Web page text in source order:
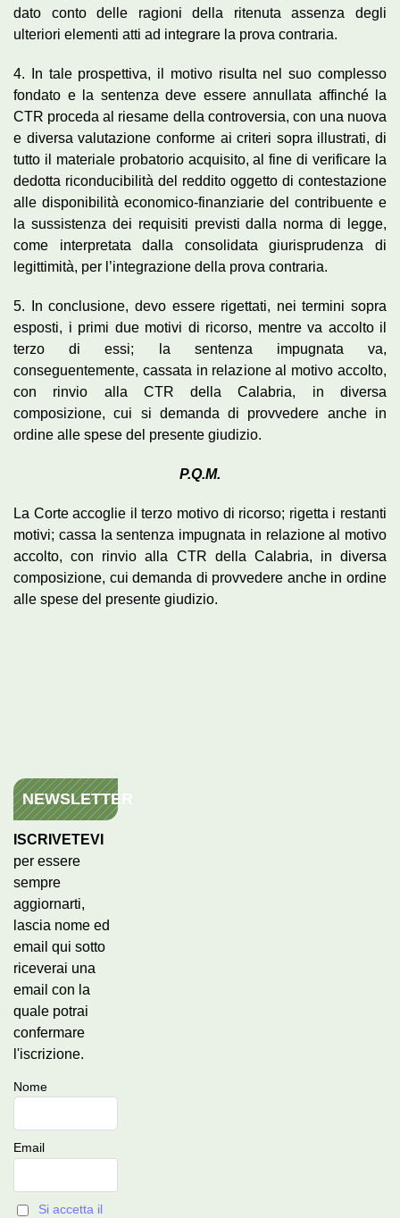
dato conto delle ragioni della ritenuta assenza degli
ulteriori elementi atti ad integrare la prova contraria.
4. In tale prospettiva, il motivo risulta nel suo complesso
fondato e la sentenza deve essere annullata affinché la
CTR proceda al riesame della controversia, con una nuova
e diversa valutazione conforme ai criteri sopra illustrati, di
tutto il materiale probatorio acquisito, al fine di verificare la
dedotta riconducibilità del reddito oggetto di contestazione
alle disponibilità economico-finanziarie del contribuente e
la sussistenza dei requisiti previsti dalla norma di legge,
come interpretata dalla consolidata giurisprudenza di
legittimità, per l’integrazione della prova contraria.
5. In conclusione, devo essere rigettati, nei termini sopra
esposti, i primi due motivi di ricorso, mentre va accolto il
terzo di essi; la sentenza impugnata va,
conseguentemente, cassata in relazione al motivo accolto,
con rinvio alla CTR della Calabria, in diversa
composizione, cui si demanda di provvedere anche in
ordine alle spese del presente giudizio.
P.Q.M.
La Corte accoglie il terzo motivo di ricorso; rigetta i restanti
motivi; cassa la sentenza impugnata in relazione al motivo
accolto, con rinvio alla CTR della Calabria, in diversa
composizione, cui demanda di provvedere anche in ordine
alle spese del presente giudizio.
NEWSLETTER
ISCRIVETEVI
per essere
sempre
aggiornarti,
lascia nome ed
email qui sotto
riceverai una
email con la
quale potrai
confermare
l'iscrizione.
Nome
Email
Si accetta il